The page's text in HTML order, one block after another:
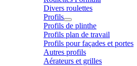
Divers roulettes
Profils
Profils de plinthe
Profils plan de travail
Profils pour façades et portes
Autres profils
Aérateurs et grilles